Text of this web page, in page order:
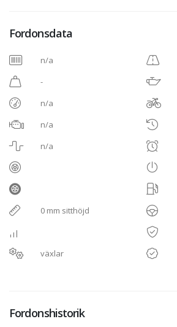
Fordonsdata
n/a
-
n/a
n/a
n/a
0 mm sitthöjd
växlar
Fordonshistorik